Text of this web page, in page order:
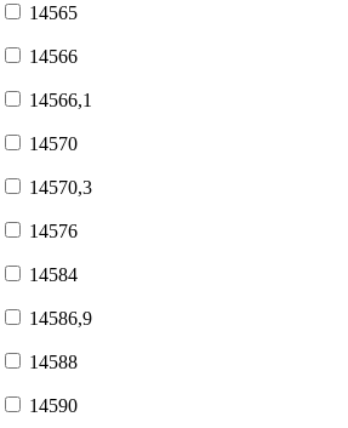
14565
14566
14566,1
14570
14570,3
14576
14584
14586,9
14588
14590